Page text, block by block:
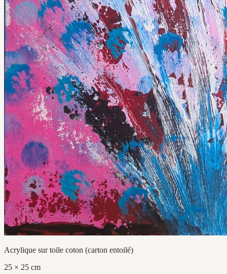
Acrylique sur toile coton (carton entoilé)
25 × 25 cm